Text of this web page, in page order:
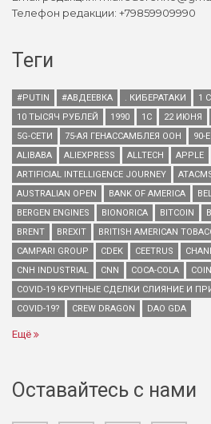
Телефон редакции: +79859909990
Теги
#PUTIN #АВДЕЕВКА . КИБЕРАТАКИ
1
10 ТЫСЯЧ РУБЛЕЙ
1990 1С 22 ИЮНЯ
5G-СЕТИ
75-АЯ ГЕНАССАМБЛЕЯ ООН 90-Е
ALIBABA
ALIEXPRESS ALLTECH APPLE
ARTIFICIAL INTELLIGENCE JOURNEY
AUSTRALIAN OPEN
BANK OF AMERICA
BERGEN ENGINES
BIONORICA BITCOIN
BRENT
BREXIT BRITISH AMERICAN
CAMPARI GROUP
CDEK CEETRUS
CNH INDUSTRIAL
CNN COCA-COLA
COVID-19 КРУПНЫЕ СДЕЛКИ СЛИЯНИЕ И
COVID-19?
CREW DRAGON DAO GDA
Ещё
Оставайтесь с нами